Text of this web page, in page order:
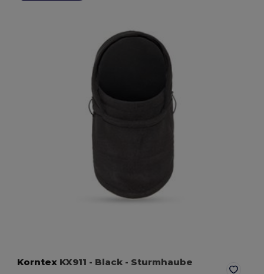
Korntex KX911 - Black - Sturmhaube